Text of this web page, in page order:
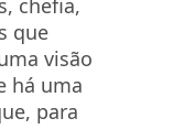
chefia,
que
visão
há uma
para